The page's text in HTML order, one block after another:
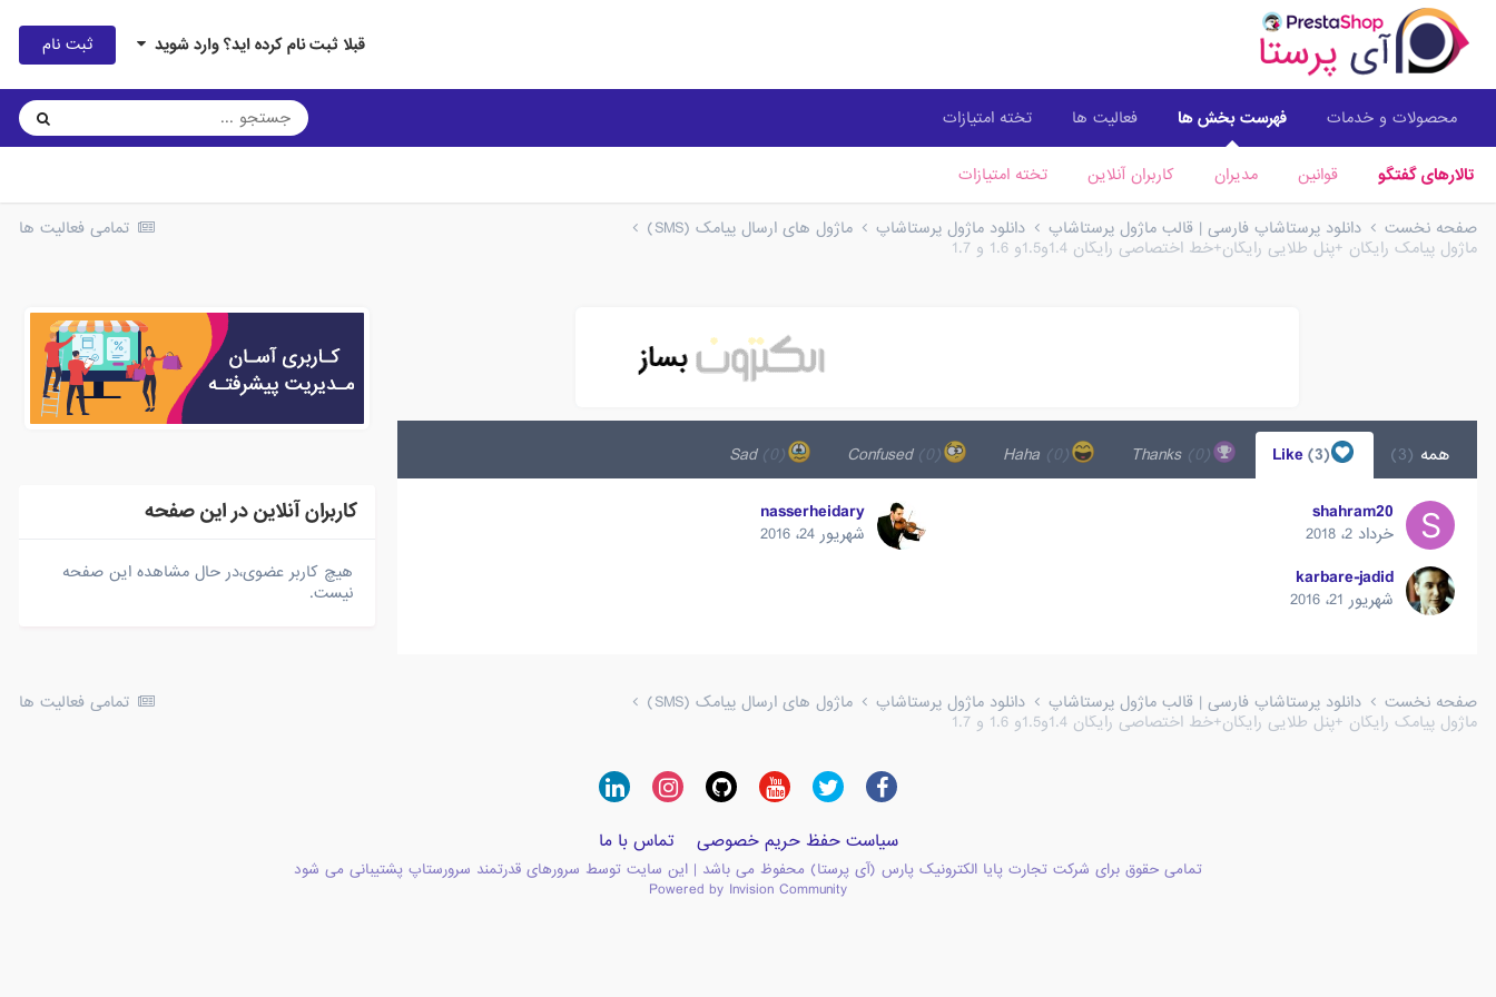
قبلا ثبت نام کرده اید؟ وارد شوید ثبت نام
محصولات و خدمات فهرست بخش ها
تالارهای گفتگو قوانین مدیران کاربران آنلاین تخته امتیازات
فعالیت ها تخته امتیازات
تمامی فعالیت ها صفحه نخست دانلود پرستاشاپ فارسی | قالب ماژول پرستاشاپ دانلود ماژول پرستاشاپ
ماژول های ارسال پیامک (SMS)
ماژول پیامک رایگان +پنل طلایی رایگان+خط اختصاصی رایگان 1.4و1.5و 1.6 و 1.7
همه (3)
Like
(3)
Thanks
(0)
Haha
(0)
Confused
(0)
Sad
(0)
shahram20
خرداد 2، 2018
nasserheidary
شهریور 24، 2016
karbare-jadid
شهریور 21، 2016
کاربران آنلاین در این صفحه
هیچ کاربر عضوی،در حال مشاهده این صفحه
نیست.
تمامی فعالیت ها صفحه نخست دانلود پرستاشاپ فارسی | قالب ماژول پرستاشاپ دانلود ماژول پرستاشاپ
ماژول های ارسال پیامک (SMS)
ماژول پیامک رایگان +پنل طلایی رایگان+خط اختصاصی رایگان 1.4و1.5و 1.6 و 1.7
سیاست حفظ حریم خصوصی تماس با ما
تمامی حقوق برای شرکت تجارت پایا الکترونیک پارس (آی پرستا) محفوظ می باشد | این سایت توسط سرورهای قدرتمند سرورستاپ پشتیبانی می شود
Powered by Invision Community